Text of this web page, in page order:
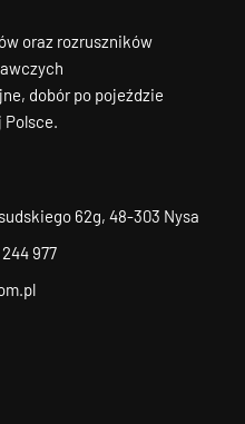
oraz rozruszników
dobór po pojeździe
Polsce.
62g, 48-303 Nysa
977